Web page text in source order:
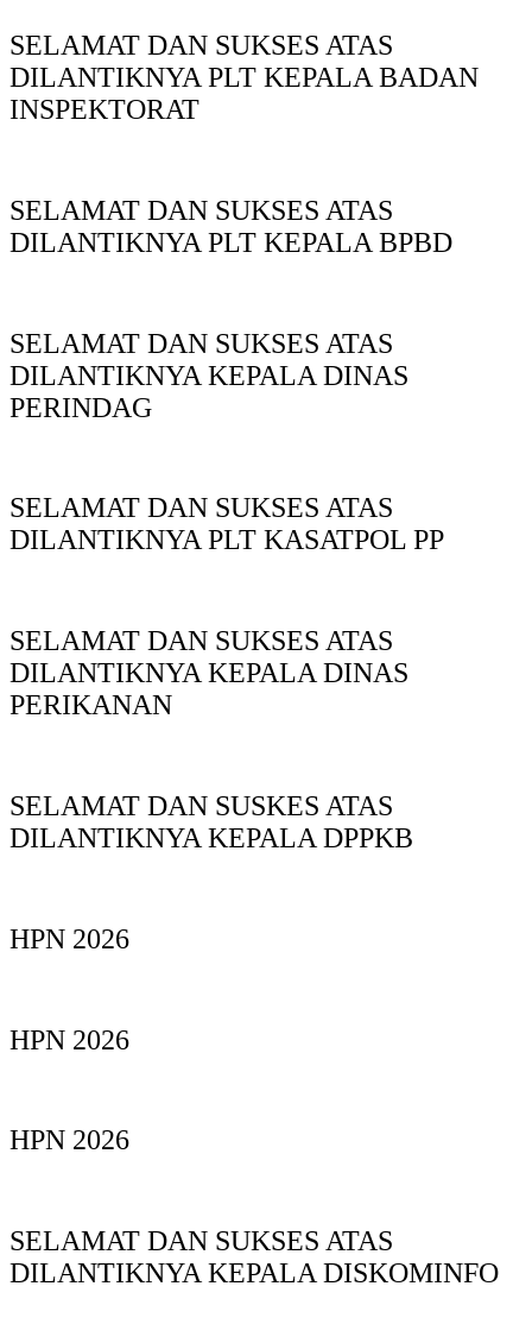
SELAMAT DAN SUKSES ATAS
DILANTIKNYA PLT KEPALA BADAN
INSPEKTORAT
SELAMAT DAN SUKSES ATAS
DILANTIKNYA PLT KEPALA BPBD
SELAMAT DAN SUKSES ATAS
DILANTIKNYA KEPALA DINAS
PERINDAG
SELAMAT DAN SUKSES ATAS
DILANTIKNYA PLT KASATPOL PP
SELAMAT DAN SUKSES ATAS
DILANTIKNYA KEPALA DINAS
PERIKANAN
SELAMAT DAN SUSKES ATAS
DILANTIKNYA KEPALA DPPKB
HPN 2026
HPN 2026
HPN 2026
SELAMAT DAN SUKSES ATAS
DILANTIKNYA KEPALA DISKOMINFO